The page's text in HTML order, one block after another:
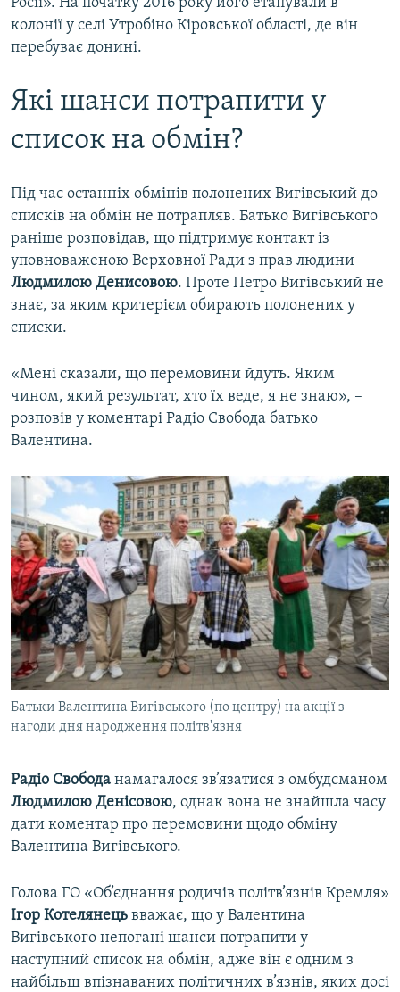
колонії у селі Утробіно Кіровської області, де він
перебуває донині.
Які шанси потрапити у
список на обмін?
Під час останніх обмінів полонених Вигівський до
списків на обмін не потрапляв. Батько Вигівського
раніше розповідав, що підтримує контакт із
уповноваженою Верховної Ради з прав людини
Людмилою Денисовою. Проте Петро Вигівський не
знає, за яким критерієм обирають полонених у
списки.
«Мені сказали, що перемовини йдуть. Яким
чином, який результат, хто їх веде, я не знаю», –
розповів у коментарі Радіо Свобода батько
Валентина.
Батьки Валентина Вигівського (по центру) на акції з
нагоди дня народження політв'язня
Радіо Свобода намагалося зв’язатися з омбудсманом
Людмилою Денісовою, однак вона не знайшла часу
дати коментар про перемовини щодо обміну
Валентина Вигівського.
Голова ГО «Об’єднання родичів політв’язнів Кремля»
Ігор Котелянець вважає, що у Валентина
Вигівського непогані шанси потрапити у
наступний список на обмін, адже він є одним з
найбільш впізнаваних політичних в’язнів, яких досі